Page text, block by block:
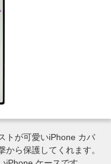
トが可愛いiPhone カバ
ら保護してくれます。